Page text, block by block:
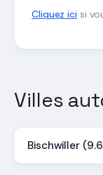
Cliquez icisi
Villes
Bischwiller